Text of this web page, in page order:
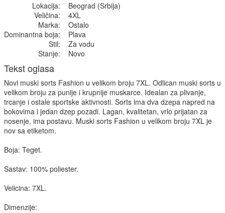
Lokacija:
Beograd (Srbija)
Veličina:
4XL
Marka:
Ostalo
Dominantna boja:
Plava
Stil:
Za vodu
Stanje:
Novo
Tekst oglasa
Novi muski sorts Fashion u velikom broju 7XL. Odlican muski sorts u
velikom broju za punije i krupnije muskarce. Idealan za plivanje,
trcanje i ostale sportske aktivnosti. Sorts ima dva dzepa napred na
bokovima i jedan dzep pozadi. Lagan, kvalitetan, vrlo prijatan za
nosenje, ima postavu. Muski sorts Fashion u velikom broju 7XL je
nov sa etiketom.
Boja: Teget.
Sastav: 100% poliester.
Velicina: 7XL.
Dimenzije: